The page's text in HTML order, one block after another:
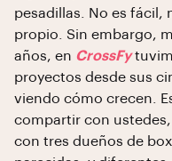
pesadillas. No es fácil,
propio. Sin embargo,
años, en CrossFy
proyectos desde sus
viendo cómo crecen.
compartir con
con tres dueños de